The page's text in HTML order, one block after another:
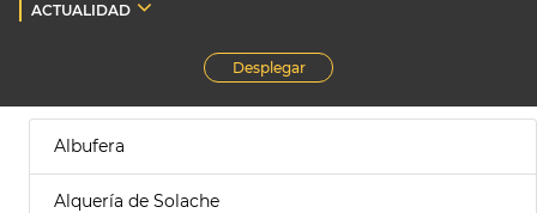
ACTUALIDAD
Desplegar
Albufera
Alquería de Solache